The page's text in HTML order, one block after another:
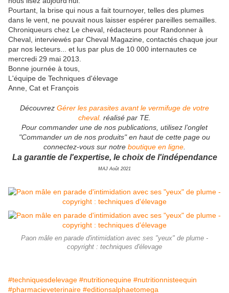
Pourtant, la brise qui nous a fait tournoyer, telles des plumes
dans le vent, ne pouvait nous laisser espérer pareilles semailles.
Chroniqueurs chez Le cheval, rédacteurs pour Randonner à
Cheval, interviewés par Cheval Magazine, contactés chaque jour
par nos lecteurs... et lus par plus de 10 000 internautes ce
mercredi 29 mai 2013.
Bonne journée à tous,
L'équipe de Techniques d'élevage
Anne, Cat et François
Découvrez Gérer les parasites avant le vermifuge de votre
cheval. réalisé par TE.
Pour commander une de nos publications, utilisez l’onglet
"Commander un de nos produits" en haut de cette page ou
connectez-vous sur notre boutique en ligne
La garantie de l'expertise, le choix de l'indépendance
MAJ Août 2021
Paon mâle en parade d'intimidation avec ses "yeux" de plume -
copyright : techniques d'élevage
#techniquesdelevage #nutritionequine #nutritionnisteequin
#pharmacieveterinaire #editionsalphaetomega